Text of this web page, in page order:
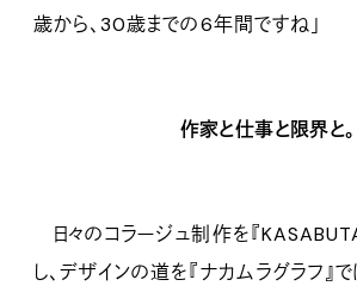
歳から、30歳までの6年間ですね」
作家と仕事と限界と。
日々のコラージュ制作を『
し、デザインの道を『ナカムラグラフ』